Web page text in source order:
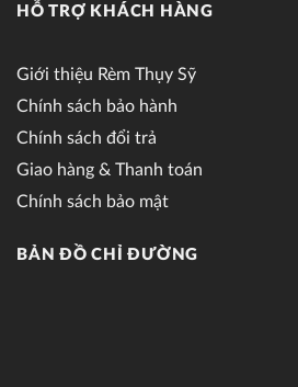
HỖ TRỢ KHÁCH HÀNG
Giới thiệu Rèm Thụy Sỹ
Chính sách bảo hành
Chính sách đổi trả
Giao hàng & Thanh toán
Chính sách bảo mật
BẢN ĐỒ CHỈ ĐƯỜNG